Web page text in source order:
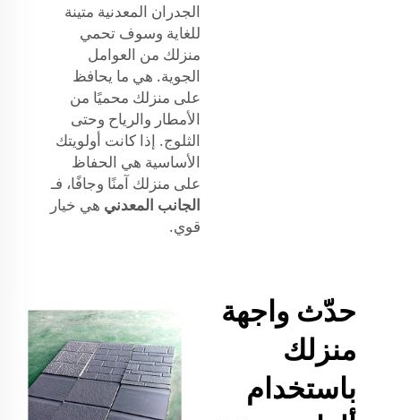
الجدران المعدنية متينة
للغاية وسوف تحمي
منزلك من العوامل
الجوية. هي ما يحافظ
على منزلك محميًا من
الأمطار والرياح وحتى
الثلوج. إذا كانت أولويتك
الأساسية هي الحفاظ
على منزلك آمنًا وجافًا، فـ
الجانب المعدني هي خيار
قوي.
حدّث واجهة
منزلك
باستخدام